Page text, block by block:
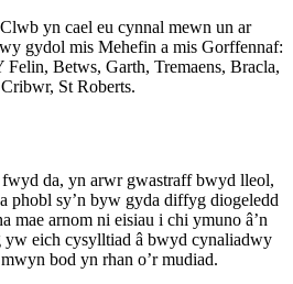
yn cael eu cynnal mewn un ar
gydol mis Mehefin a mis Gorffennaf:
Betws, Garth, Tremaens, Bracla,
St Roberts.
da, yn arwr gwastraff bwyd lleol,
phobl sy’n byw gyda diffyg diogeledd
mae arnom ni eisiau i chi ymuno â’n
yw eich cysylltiad â bwyd cynaliadwy
bod yn rhan o’r mudiad.